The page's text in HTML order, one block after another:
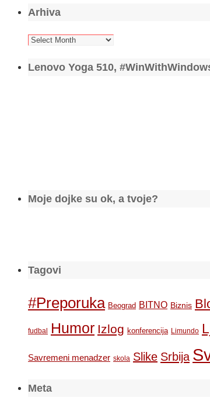
Arhiva
Arhiva
Lenovo Yoga 510,
Moje dojke su ok, a tvoje?
Tagovi
#Preporuka Beograd BITNO Biznis
fudbal Humor Izlog konferencija Limundo
Savremeni menadzer skola Slike Srbija
Meta